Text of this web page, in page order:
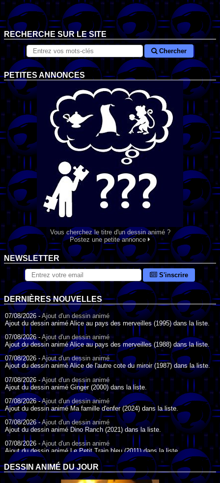
RECHERCHE SUR LE SITE
Chercher
PETITES ANNONCES
Vous cherchez le titre d'un dessin animé ?
Postez une petite annonce
NEWSLETTER
S'inscrire
DERNIÈRES NOUVELLES
07/08/2026 -Ajout d'un dessin animé
Ajout du dessin animé Alice au pays des merveilles (1995) dans la liste.
07/08/2026 -Ajout d'un dessin animé
Ajout du dessin animé Alice au pays des merveilles (1988) dans la liste.
07/08/2026 - Ajout d'un dessin animé
Ajout du dessin animé Alice de l'autre cote du miroir (1987) dans la liste.
07/08/2026 -Ajout d'un dessin animé
Ajout du dessin animé Ginger (2000) dans la liste.
07/08/2026 -Ajout d'un dessin animé
Ajout du dessin animé Ma famille d'enfer (2024) dans la liste.
07/08/2026 -Ajout d'un dessin animé
Ajout du dessin animé Dino Ranch (2021) dans la liste.
07/08/2026 - Ajout d'un dessin animé
Ajout du dessin animé Le Petit Train bleu (2011) dans la liste.
07/08/2026 - Ajout d'un dessin animé
Ajout du dessin animé Agent Spécial Oso (2009) dans la liste.
DESSIN ANIMÉ DU JOUR